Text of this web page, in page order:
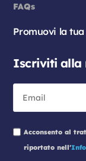
FAQs
Promuovi la
Iscriviti alla
Acconsento al
riportato nell'